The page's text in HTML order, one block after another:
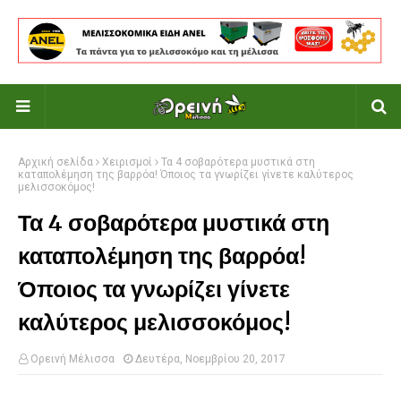
Αρχική σελίδα Χειρισμοί
Τα 4 σοβαρότερα μυστικά στη
καταπολέμηση της βαρρόα! Όποιος τα γνωρίζει γίνετε καλύτερος
μελισσοκόμος!
Τα 4 σοβαρότερα μυστικά στη
καταπολέμηση της βαρρόα!
Όποιος τα γνωρίζει γίνετε
καλύτερος μελισσοκόμος!
Ορεινή Μέλισσα Δευτέρα, Νοεμβρίου 20, 2017